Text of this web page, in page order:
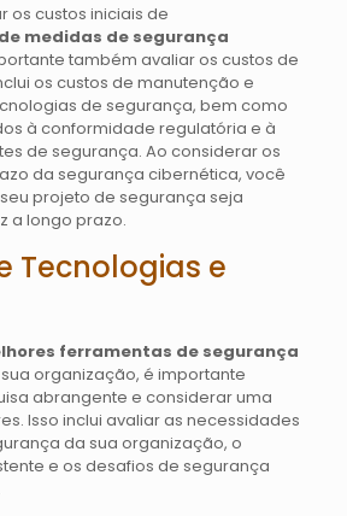
os custos iniciais de
medidas de segurança
também avaliar os custos de
os custos de manutenção e
de segurança, bem como
à conformidade regulatória e à
de segurança. Ao considerar os
da segurança cibernética, você
projeto de segurança seja
a longo prazo.
Tecnologias e
ferramentas de segurança
organização, é importante
abrangente e considerar uma
Isso inclui avaliar as necessidades
da sua organização, o
e os desafios de segurança